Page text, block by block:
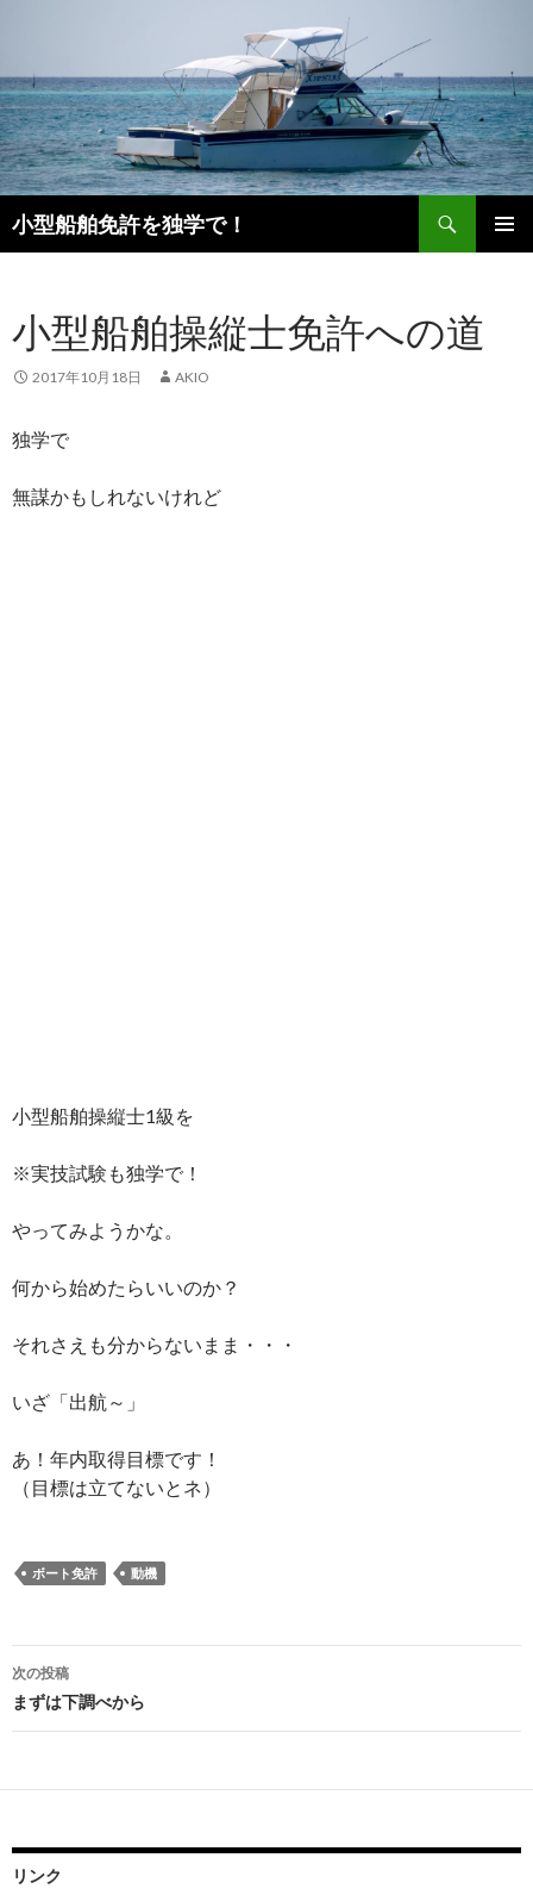
小型船舶免許を独学で！
検
索
ン
ツ
へ
小型船舶操縦士免許への道
2017年10月18日 AKIO
独学で
無謀かもしれないけれど
小型船舶操縦士1級を
※実技試験も独学で！
やってみようかな。
何から始めたらいいのか？
それさえも分からないまま・・・
いざ「出航～」
あ！年内取得目標です！
（目標は立てないとネ）
ボート免許 動機
投
ナ
ゲ
次の投稿
まずは下調べから
リンク